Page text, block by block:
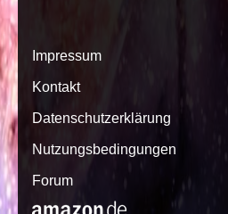
Impressum
Kontakt
Datenschutzerklärung
Nutzungsbedingungen
Forum